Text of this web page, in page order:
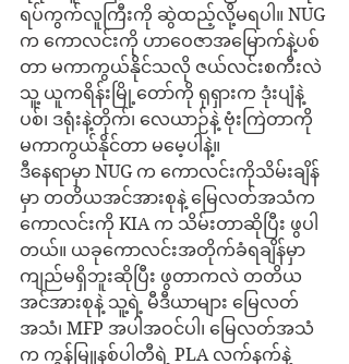
ရပ်ကွက်လူကြီးကို ဆွဲထည့်လို့မရပါ။ NUG
က ကောလင်းကို ဟာဝေဇာအမြောက်နဲ့ပစ်
တာ မကာကွယ်နိုင်သလို ဇယ်လင်းစကီးလဲ
သူ့ ယူကရိန်းမြို့တော်ကို ရုရှားက ဒုံးပျံနဲ့
ပစ်၊ ဒရုံးနဲ့တိုက်၊ လေယာဉ်နဲ့ ဗုံးကြဲတာကို
မကာကွယ်နိုင်တာ မမေ့ပါနဲ့။
ဒီနေရာမှာ NUG က ကောလင်းကိုသိမ်းချိန်
မှာ တတိယအင်အားစုနဲ့ မြေလတ်အသံက
ကောလင်းကို KIA က သိမ်းတာဆိုပြီး ဖွပါ
တယ်။ ယခုကောလင်းအတိုက်ခံရချိန်မှာ
ကျည်မရှိဘူးဆိုပြီး ဖွတာကလဲ တတိယ
အင်အားစုနဲ့ သူ့ရဲ့ မီဒီယာများ မြေလတ်
အသံ၊ MFP အပါအဝင်ပါ၊ မြေလတ်အသံ
က ကွန်မြူနစ်ပါတီရဲ့ PLA လက်နက်နဲ့